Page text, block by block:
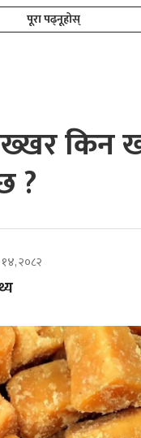
पूरा पढ्नूहोस्
किन
?
१४, २०८२